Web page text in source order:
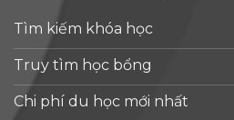
Tìm kiếm khóa học
Truy tìm học bổng
Chi phí du học mới nhất